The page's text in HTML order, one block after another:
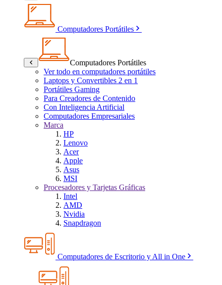
Computadores Portátiles
Computadores Portátiles
Ver todo en computadores portátiles
Laptops y Convertibles 2 en 1
Portátiles Gaming
Para Creadores de Contenido
Con Inteligencia Artificial
Computadores Empresariales
Marca
HP
Lenovo
Acer
Apple
Asus
MSI
Procesadores y Tarjetas Gráficas
Intel
AMD
Nvidia
Snapdragon
Computadores de Escritorio y All in One